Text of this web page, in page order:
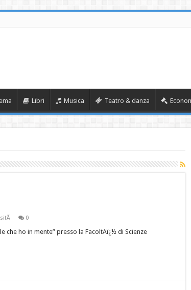
Libri Musica Teatro & danza
0
ho in mente” presso la FacoltAï¿½ di Scienze